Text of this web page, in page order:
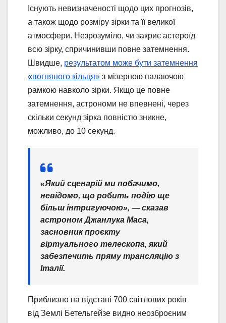
Існують невизначеності щодо цих прогнозів,
а також щодо розміру зірки та її великої
атмосфери. Незрозуміло, чи закриє астероїд
всю зірку, спричинивши повне затемнення.
Швидше, результатом може бути затемнення
«вогняного кільця» з мізерною палаючою
рамкою навколо зірки. Якщо це повне
затемнення, астрономи не впевнені, через
скільки секунд зірка повністю зникне,
можливо, до 10 секунд.
«Який сценарій ми побачимо,
невідомо, що робить подію ще
більш інтригуючою», — сказав
астроном Джанлука Маса,
засновник проєкту
віртуального телескопа, який
забезпечить пряму трансляцію з
Італії.
Приблизно на відстані 700 світлових років
від Землі Бетельгейзе видно неозброєним